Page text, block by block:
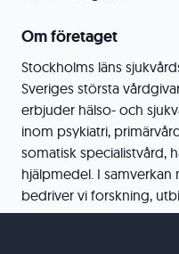
Om företaget
Stockholms läns
Sveriges största
erbjuder hälso- och
inom psykiatri,
somatisk specialistvård,
hjälpmedel. I
bedriver vi forskning,